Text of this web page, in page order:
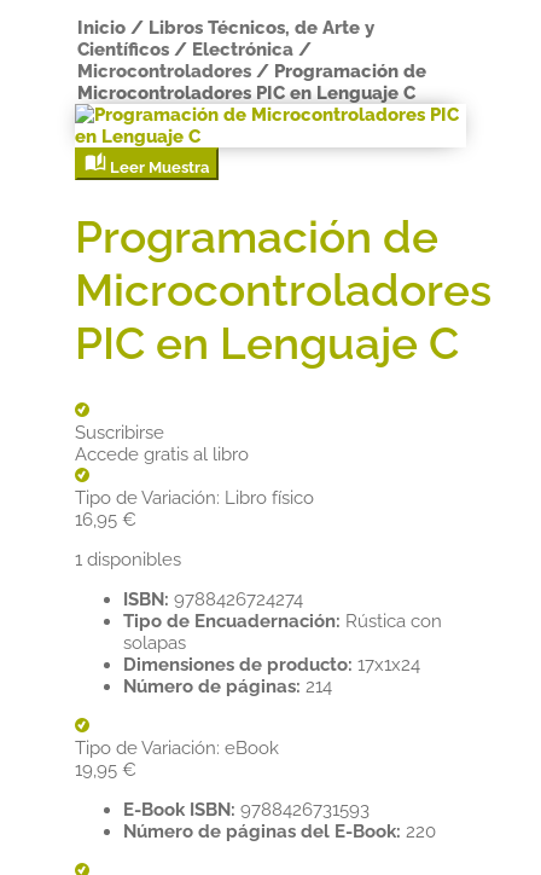
Inicio / Libros Técnicos, de Arte y
Científicos / Electrónica /
Microcontroladores / Programación de
Microcontroladores PIC en Lenguaje C
Leer Muestra
Programación de
Microcontroladores
PIC en Lenguaje C
Suscribirse
Accede gratis al libro
Tipo de Variación: Libro físico
16,95 €
1 disponibles
ISBN: 9788426724274
Tipo de Encuadernación: Rústica con
solapas
Dimensiones de producto: 17x1x24
Número de páginas: 214
Tipo de Variación: eBook
19,95 €
E-Book ISBN: 9788426731593
Número de páginas del E-Book: 220